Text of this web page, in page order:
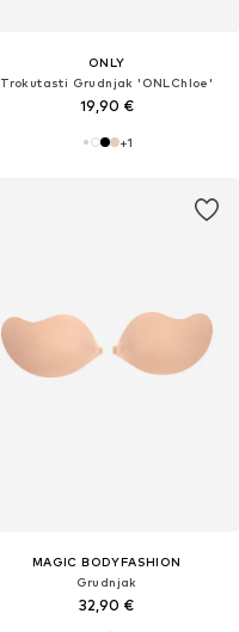
ONLY
Trokutasti Grudnjak 'ONLChloe'
19,90 €
+1
MAGIC BODYFASHION
Grudnjak
32,90 €